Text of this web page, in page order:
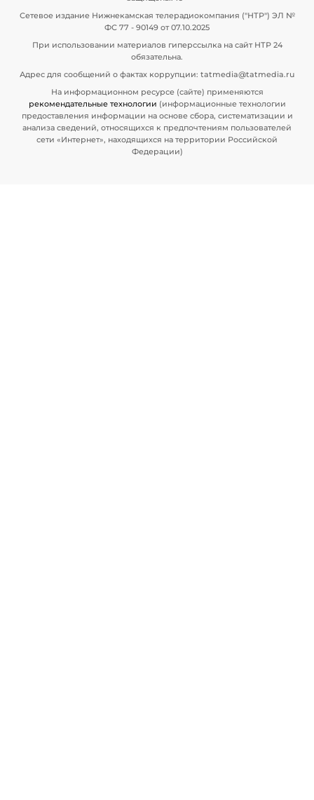
Сетевое издание Нижнекамская телерадиокомпания ("НТР") ЭЛ №
ФС 77 - 90149 от 07.10.2025
При использовании материалов гиперссылка на сайт НТР 24
обязательна.
Адрес для сообщений о фактах коррупции: tatmedia@tatmedia.ru
На информационном ресурсе (сайте) применяются
рекомендательные технологии (информационные технологии
предоставления информации на основе сбора, систематизации и
анализа сведений, относящихся к предпочтениям пользователей
сети «Интернет», находящихся на территории Российской
Федерации)